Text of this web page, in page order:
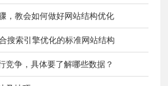
，教会如何做好网站结构优化
搜索引擎优化的标准网站结构
竞争，具体要了解哪些数据？